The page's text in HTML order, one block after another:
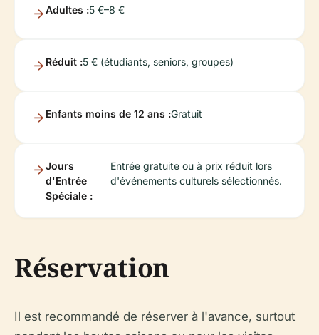
Adultes :5 €–8 €
Réduit :5 € (étudiants, seniors, groupes)
Enfants moins de 12 ans :Gratuit
Jours
d'Entrée
Spéciale :
Entrée gratuite ou à prix réduit lors
d'événements culturels sélectionnés.
Réservation
Il est recommandé de réserver à l'avance, surtout